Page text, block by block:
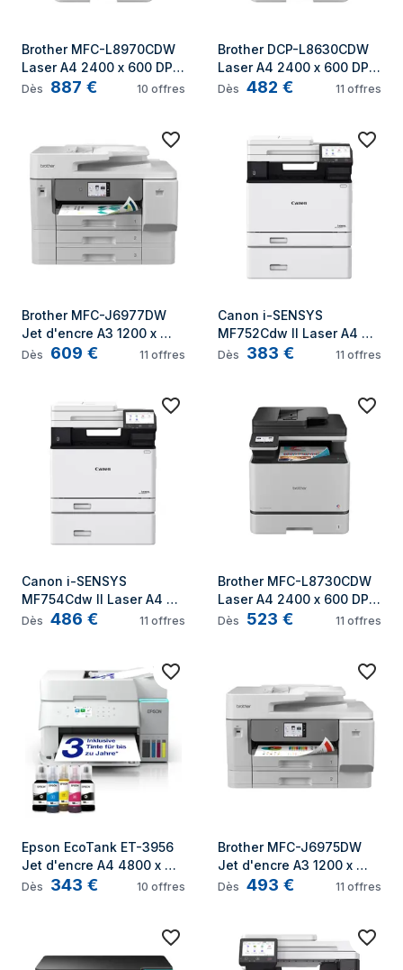
Brother MFC-L8970CDW
Laser A4 2400 x 600 DPI
31 ppm Wifi
Dès 887 € 10 offres
Brother DCP-L8630CDW
Laser A4 2400 x 600 DPI
31 ppm Wifi
Dès 482 € 11 offres
Brother MFC-J6977DW
Jet d'encre A3 1200 x
4800 DPI Wifi
Dès 609 € 11 offres
Canon i-SENSYS
MF752Cdw II Laser A4
1200 x 1200 DPI 33 ppm
Dès 383 € 11 offres
Canon i-SENSYS
MF754Cdw II Laser A4
1200 x 1200 DPI 33 ppm
Dès 486 € 11 offres
Brother MFC-L8730CDW
Laser A4 2400 x 600 DPI
31 ppm Wifi
Dès 523 € 11 offres
Epson EcoTank ET-3956
Jet d'encre A4 4800 x
1200 DPI 35 ppm Wifi
Dès 343 € 10 offres
Brother MFC-J6975DW
Jet d'encre A3 1200 x
4800 DPI Wifi
Dès 493 € 11 offres